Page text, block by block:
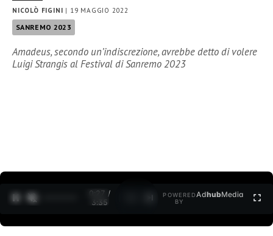
NICOLÒ FIGINI | 19 MAGGIO 2022
SANREMO 2023
Amadeus, secondo un’indiscrezione, avrebbe detto di volere
Luigi Strangis al Festival di Sanremo 2023
0:27 /
3:35
POWERED
BY
AdhubMedia